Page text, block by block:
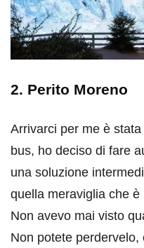
2. Perito Moreno
Arrivarci per me è stata
bus, ho deciso di fare
una soluzione
quella meraviglia che è
Non avevo mai visto
Non potete